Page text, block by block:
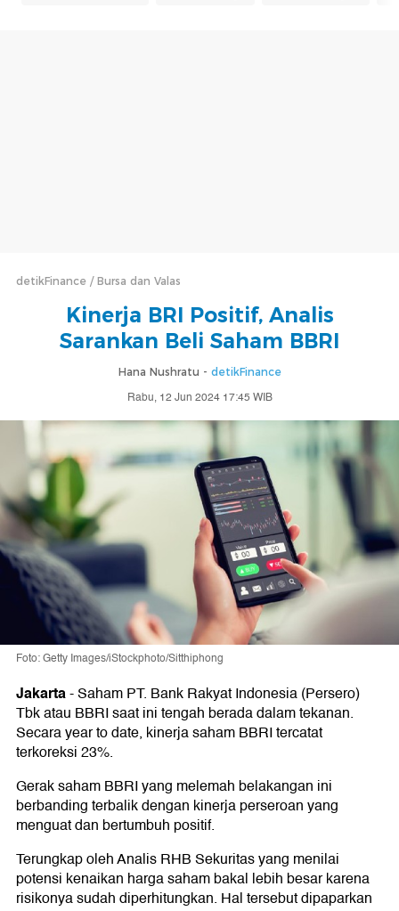
detikFinance Bursa dan Valas
Kinerja BRI Positif, Analis
Sarankan Beli Saham BBRI
Hana Nushratu - detikFinance
Rabu, 12 Jun 2024 17:45 WIB
Foto: Getty Images/iStockphoto/Sitthiphong
Jakarta-Saham PT. Bank Rakyat Indonesia (Persero)
Tbk atau BBRI saat ini tengah berada dalam tekanan.
Secara year to date, kinerja saham BBRI tercatat
terkoreksi 23%.
Gerak saham BBRI yang melemah belakangan ini
berbanding terbalik dengan kinerja perseroan yang
menguat dan bertumbuh positif.
Terungkap oleh Analis RHB Sekuritas yang menilai
potensi kenaikan harga saham bakal lebih besar karena
risikonya sudah diperhitungkan. Hal tersebut dipaparkan